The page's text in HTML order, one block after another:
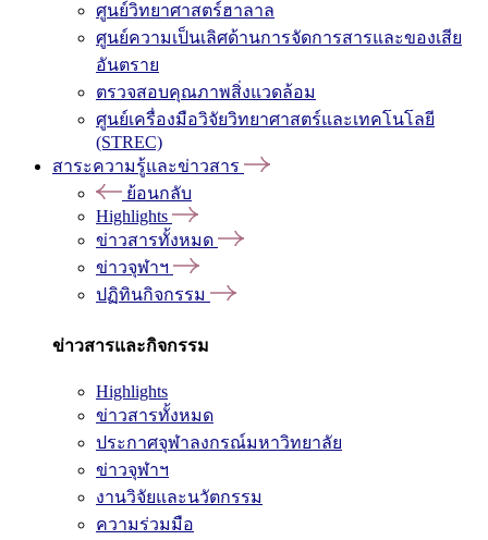
ศูนย์วิทยาศาสตร์ฮาลาล
ศูนย์ความเป็นเลิศด้านการจัดการสารและของเสีย
อันตราย
ตรวจสอบคุณภาพสิ่งแวดล้อม
ศูนย์เครื่องมือวิจัยวิทยาศาสตร์และเทคโนโลยี
(STREC)
สาระความรู้และข่าวสาร
ย้อนกลับ
Highlights
ข่าวสารทั้งหมด
ข่าวจุฬาฯ
ปฏิทินกิจกรรม
ข่าวสารและกิจกรรม
Highlights
ข่าวสารทั้งหมด
ประกาศจุฬาลงกรณ์มหาวิทยาลัย
ข่าวจุฬาฯ
งานวิจัยและนวัตกรรม
ความร่วมมือ